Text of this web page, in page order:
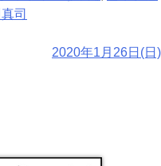
司
2020年1月26日(日)